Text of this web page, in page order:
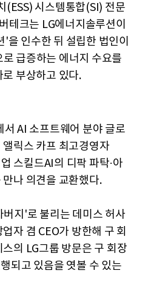
(ESS) 시스템통합(SI) 전문
테크는 LG에너지솔루션이
인수한 뒤 설립한 법인이
급증하는 에너지 수요를
부상하고 있다.
AI 소프트웨어 분야 글로
릭스 카프 최고경영자
스킬드AI의 디팍 파탁·아
나 의견을 교환했다.
지'로 불리는 데미스 허사
자 겸 CEO가 방한해 구 회
의 LG그룹 방문은 구 회장
되고 있음을 엿볼 수 있는